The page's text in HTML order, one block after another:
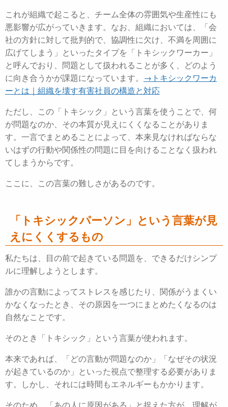
これが組織で起こると、チーム全体の雰囲気や生産性にも
悪影響が広がっていきます。 なお、組織においては、「会
社の方針に対して批判的で、協調性に欠け、不満を周囲に
広げてしまう」といったタイプを「トキシックワーカー」
と呼んでおり、問題として扱われることが多く、どのよう
に向き合うかが課題になっています。 →トキシックワーカ
ーとは｜組織を壊す有害社員の構造と対応
ただし、この「トキシック」という言葉を使うことで、何
が問題なのか、その本質が見えにくくなることがありま
す。 一言でまとめることによって、本来見なければならな
いはずの行動や関係性の問題に目を向けることなく扱われ
てしまうからです。
ここに、この言葉の難しさがあるのです。
「トキシックパーソン」という言葉が見
えにくくするもの
私たちは、目の前で起きている問題を、できるだけシンプ
ルに理解しようとします。
誰かの言動によってストレスを感じたり、関係がうまくい
かなくなったとき、その原因を一つにまとめたくなるのは
自然なことです。
そのとき「トキシック」という言葉が使われます。
本来であれば、「どの言動が問題なのか」「なぜその状況
が起きているのか」といった視点で整理する必要がありま
す。しかし、それには時間もエネルギーもかかります。